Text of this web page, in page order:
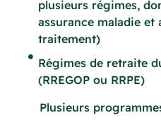
plusieurs régimes,
assurance maladie et
traitement)
Régimes de retraite
(RREGOP ou RRPE)
Plusieurs